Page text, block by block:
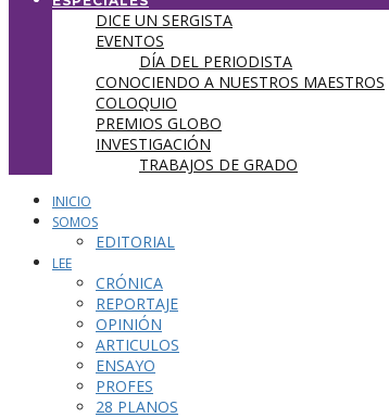
DICE UN SERGISTA
EVENTOS
DÍA DEL PERIODISTA
CONOCIENDO A NUESTROS MAESTROS
COLOQUIO
PREMIOS GLOBO
INVESTIGACIÓN
TRABAJOS DE GRADO
INICIO
SOMOS
EDITORIAL
LEE
CRÓNICA
REPORTAJE
OPINIÓN
ARTICULOS
ENSAYO
PROFES
28 PLANOS